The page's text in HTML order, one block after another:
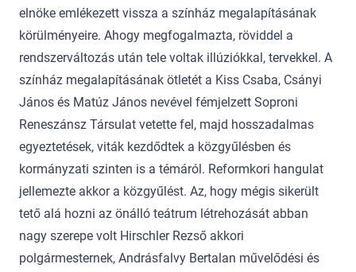
elnöke emlékezett vissza a színház megalapításának
körülményeire. Ahogy megfogalmazta, röviddel a
rendszerváltozás után tele voltak illúziókkal, tervekkel. A
színház megalapításának ötletét a Kiss Csaba, Csányi
János és Matúz János nevével fémjelzett Soproni
Reneszánsz Társulat vetette fel, majd hosszadalmas
egyeztetések, viták kezdődtek a közgyűlésben és
kormányzati szinten is a témáról. Reformkori hangulat
jellemezte akkor a közgyűlést. Az, hogy mégis sikerült
tető alá hozni az önálló teátrum létrehozását abban
nagy szerepe volt Hirschler Rezső akkori
polgármesternek, Andrásfalvy Bertalan művelődési és